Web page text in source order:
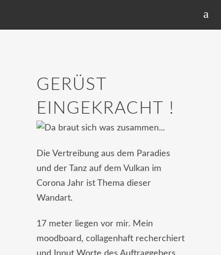
GERÜST
EINGEKRACHT !
Die Vertreibung aus dem Paradies
und der Tanz auf dem Vulkan im
Corona Jahr ist Thema dieser
Wandart.
17 meter liegen vor mir. Mein
moodboard, collagenhaft recherchiert